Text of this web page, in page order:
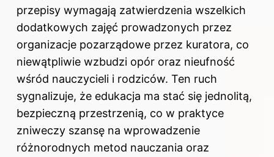
przepisy wymagają zatwierdzenia wszelkich
dodatkowych zajęć prowadzonych przez
organizacje pozarządowe przez kuratora, co
niewątpliwie wzbudzi opór oraz nieufność
wśród nauczycieli i rodziców. Ten ruch
sygnalizuje, że edukacja ma stać się jednolitą,
bezpieczną przestrzenią, co w praktyce
zniweczy szansę na wprowadzenie
różnorodnych metod nauczania oraz